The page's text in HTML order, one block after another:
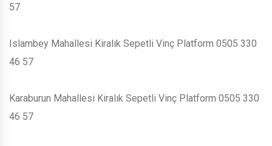
57
Islambey Mahallesi Kiralık Sepetli Vinç Platform 0505 330
46 57
Karaburun Mahallesi Kiralık Sepetli Vinç Platform 0505 330
46 57